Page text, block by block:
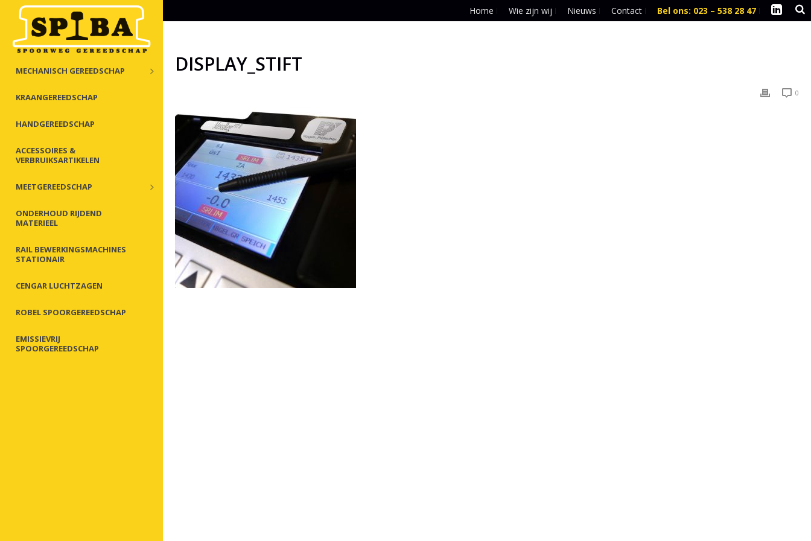
Home Wie zijn wij Nieuws Contact Bel ons: 023 – 538 28 47
MECHANISCH GEREEDSCHAP
KRAANGEREEDSCHAP
HANDGEREEDSCHAP
ACCESSOIRES &
VERBRUIKSARTIKELEN
MEETGEREEDSCHAP
ONDERHOUD RIJDEND
MATERIEEL
RAIL BEWERKINGSMACHINES
STATIONAIR
CENGAR LUCHTZAGEN
ROBEL SPOORGEREEDSCHAP
EMISSIEVRIJ
SPOORGEREEDSCHAP
DISPLAY_STIFT
0